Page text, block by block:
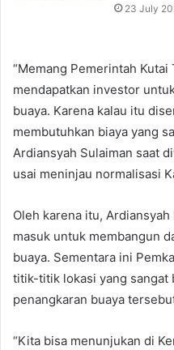
23 July
“Memang Pemerintah
mendapatkan investor
buaya. Karena kalau itu
membutuhkan biaya yang
Ardiansyah Sulaiman saat
usai meninjau normalisasi
Oleh karena itu,
masuk untuk membangun
buaya. Sementara ini
titik-titik lokasi yang sangat
penangkaran buaya
“Kita bisa menunjukan di